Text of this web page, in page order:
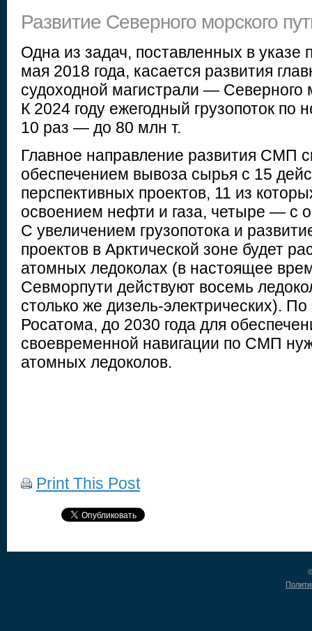
Развитие Северного морского
Одна из задач, поставленных в указе
мая 2018 года, касается развития
судоходной магистрали — Северного
К 2024 году ежегодный грузопоток по
10 раз — до 80 млн т.
Главное направление развития СМП
обеспечением вывоза сырья с 15
перспективных проектов, 11 из
освоением нефти и газа, четыре — с
С увеличением грузопотока и
проектов в Арктической зоне будет
атомных ледоколах (в настоящее
Севморпути действуют восемь
столько же дизель-электрических).
Росатома, до 2030 года для
своевременной навигации по СМП
атомных ледоколов.
Print This Post